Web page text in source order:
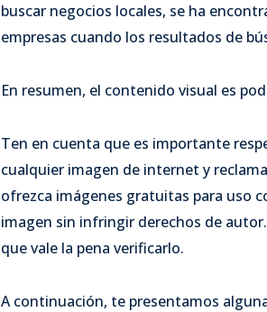
buscar negocios locales, se ha
empresas cuando los resultados de
En resumen, el contenido visual es
Ten en cuenta que es importante
cualquier imagen de internet y
ofrezca imágenes gratuitas para uso
imagen sin infringir derechos de
que vale la pena verificarlo.
A continuación, te presentamos